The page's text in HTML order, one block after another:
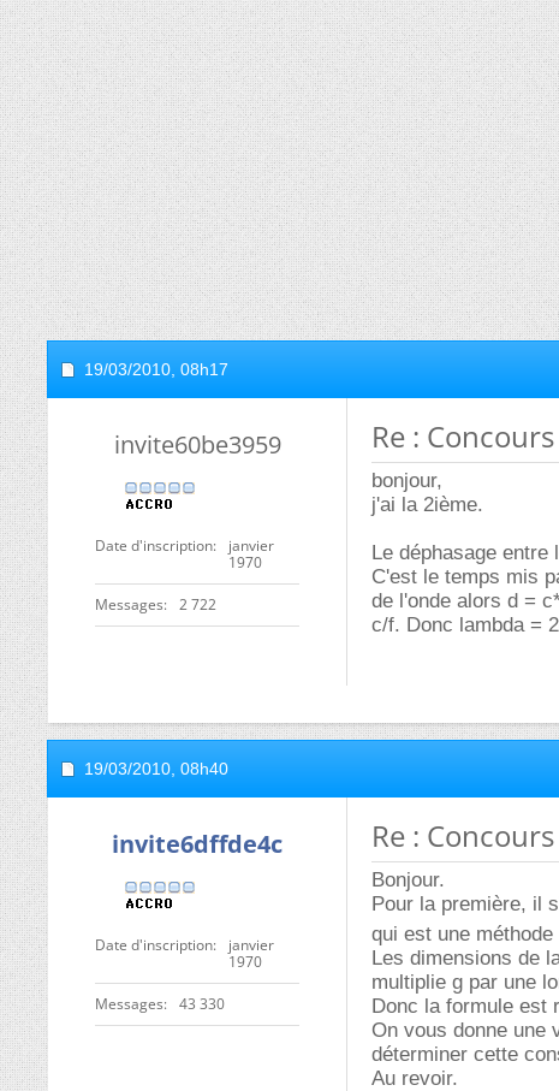
19/03/2010, 08h17
invite60be3959
Date d'inscription
janvier
1970
Messages 2 722
Re :
bonjour,
j'ai la 2ième.
Le déphasage
C'est le temps mis
de l'onde alors d =
c/f. Donc lambda =
19/03/2010, 08h40
invite6dffde4c
Date d'inscription
janvier
1970
Messages 43 330
Re :
Bonjour.
Pour la première, il
qui est une
Les dimensions de
multiplie g par une
Donc la formule est
On vous donne une
déterminer cette
Au revoir.